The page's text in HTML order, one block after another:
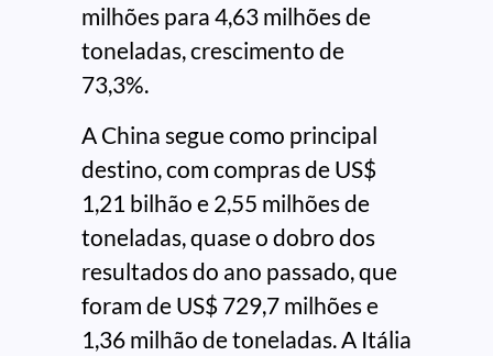
milhões para 4,63 milhões de
toneladas, crescimento de
73,3%.
A China segue como principal
destino, com compras de US$
1,21 bilhão e 2,55 milhões de
toneladas, quase o dobro dos
resultados do ano passado, que
foram de US$ 729,7 milhões e
1,36 milhão de toneladas. A Itália